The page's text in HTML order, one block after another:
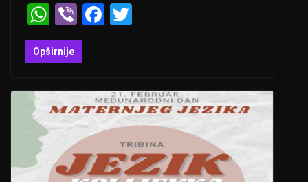
W
h
at
A
p
Vi
b
er
F
b
o
o
k
Opširnije